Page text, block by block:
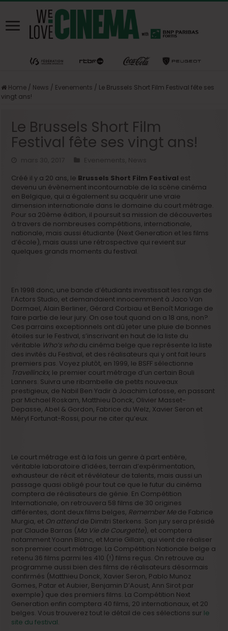
Home / News / Evenements / Le Brussels Short Film Festival fête ses
vingt ans!
Le Brussels Short Film
Festival fête ses vingt ans!
Evenements
News
Créé il y a 20 ans, le Brussels Short Film Festival est
devenu un évènement incontournable de la scène cinéma
en Belgique, qui a également su acquérir une vraie
dimension internationale dans le domaine du court métrage.
Pour sa 20ème édition, il poursuit sa mission de découvertes
à travers de nombreuses compétitions, internationale,
nationale, mais aussi étudiante (Next Generation et les films
d’école), mais aussi une rétrospective qui revient sur
quelques grands moments du festival.
En 1998 donc, une bande d’étudiants investissait les rangs de
l’Actors Studio, et demandaient innocemment à Jaco Van
Dormael, Alain Berliner, Gérard Corbiau et Benoît Mariage de
faire partie de leur jury. On ose tout quand on a 18 ans, non?
Ces parrains exceptionnels ont dû jeter une pluie de bonnes
étoiles sur le Festival, s’inscrivant en haut de la liste du
véritable Who’s whodu cinéma belge que représente la liste
des invités du Festival, et des réalisateurs qui y ont fait leurs
premiers pas. Voyez plutôt, en 1999, le BSFF sélectionne
Travellinckx, le premier court métrage d’un certain Bouli
Lanners. Suivra une ribambelle de petits nouveaux
prestigieux, de Nabil Ben Yadir à Joachim Lafosse, en passant
par Michael Roskam, Matthieu Donck, Olivier Masset-
Depasse, Abel & Gordon, Fabrice du Welz, Xavier Seron et
Méryl Fortunat-Rossi, pour ne citer qu’eux.
Le court métrage est à la fois un genre à part entière,
véritable laboratoire d’idées, terrain d’expérimentation,
exhausteur de récit et révélateur de talents, mais aussi un
passage quasi obligé pour tout ce que le futur du cinéma
comptera de réalisateurs de génie. En Compétition
Internationale, on retrouvera 58 films de 30 origines
différentes, dont deux films belges, Remember Me de Fabrice
Murgia, et On attendde Dimitri Sterkens. Son jury sera présidé
par Claude Barras (Ma Vie de Courgette), et comptera
notamment Yoann Blanc, et Marie Gillain, qui vient de réaliser
son premier court métrage. La Compétition Nationale belge a
retenu 36 films parmi les 410 (!) films reçus. On retrouve au
programme aussi bien des films de réalisateurs désormais
confirmés (Matthieu Donck, Xavier Seron, Pablo Munoz
Gomes, Patar et Aubier, Benjamin D’Aoust, Ann Sirot par
exemple) que des premiers films. La Compétition Next
Generation enfin comptera 40 films, 20 internationaux, et 20
belges. Vous trouverez tout le détail de ces sélections sur le
site du festival.